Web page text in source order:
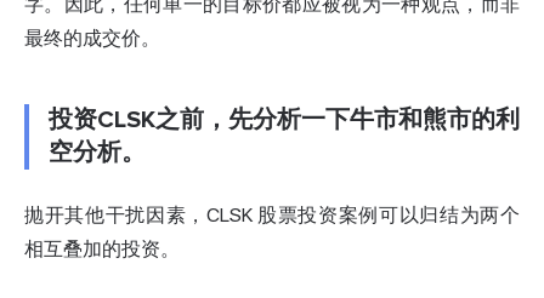
最终的成交价。
投资CLSK之前，先分析一下牛市和熊市的利
空分析。
抛开其他干扰因素，CLSK 股票投资案例可以归结为两个
相互叠加的投资。